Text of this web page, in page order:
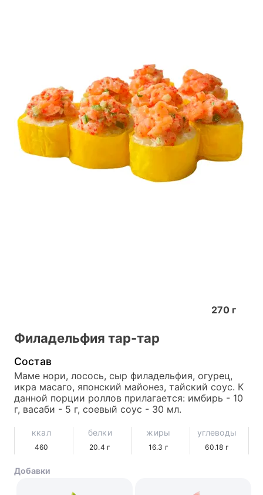
270 г
Филадельфия тар-тар
Состав
Маме нори, лосось, сыр филадельфия, огурец,
икра масаго, японский майонез, тайский соус. К
данной порции роллов прилагается: имбирь - 10
г, васаби - 5 г, соевый соус - 30 мл.
ккал
460
белки
20.4 г
жиры
16.3 г
углеводы
60.18 г
Добавки